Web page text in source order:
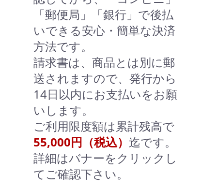
「郵便局」「銀行」で後払
いできる安心・簡単な決済
方法です。
請求書は、商品とは別に郵
送されますので、発行から
14日以内にお支払いをお願
いします。
ご利用限度額は累計残高で
55,000円（税込） 迄です。
詳細はバナーをクリックし
てご確認下さい。